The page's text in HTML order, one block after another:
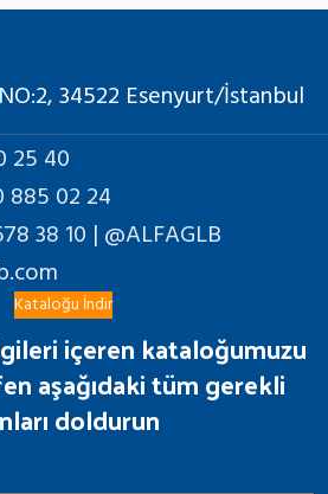
34522 Esenyurt/İstanbul
25 40
885 02 24
38 10 | @ALFAGLB
Kataloğu İndir
içeren kataloğumuzu
aşağıdaki tüm gerekli
doldurun